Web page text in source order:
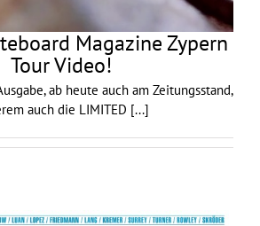
Magazine Zypern
Tour Video!
ab heute auch am Zeitungsstand,
auch die LIMITED [...]